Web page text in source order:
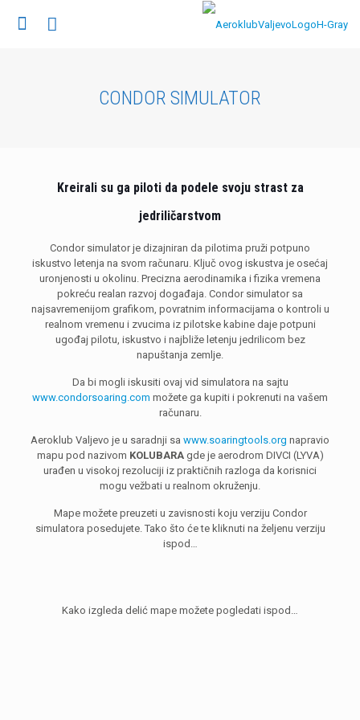
CONDOR SIMULATOR
Kreirali su ga piloti da podele svoju strast za
jedriličarstvom
Condor simulator je dizajniran da pilotima pruži potpuno
iskustvo letenja na svom računaru. Ključ ovog iskustva je osećaj
uronjenosti u okolinu. Precizna aerodinamika i fizika vremena
pokreću realan razvoj događaja. Condor simulator sa
najsavremenijom grafikom, povratnim informacijama o kontroli u
realnom vremenu i zvucima iz pilotske kabine daje potpuni
ugođaj pilotu, iskustvo i najbliže letenju jedrilicom bez
napuštanja zemlje.
Da bi mogli iskusiti ovaj vid simulatora na sajtu
www.condorsoaring.com možete ga kupiti i pokrenuti na vašem
računaru.
Aeroklub Valjevo je u saradnji sa www.soaringtools.org napravio
mapu pod nazivom KOLUBARAgde je aerodrom DIVCI (LYVA)
urađen u visokoj rezoluciji iz praktičnih razloga da korisnici
mogu vežbati u realnom okruženju.
Mape možete preuzeti u zavisnosti koju verziju Condor
simulatora posedujete. Tako što će te kliknuti na željenu verziju
ispod…
Kako izgleda delić mape možete pogledati ispod…